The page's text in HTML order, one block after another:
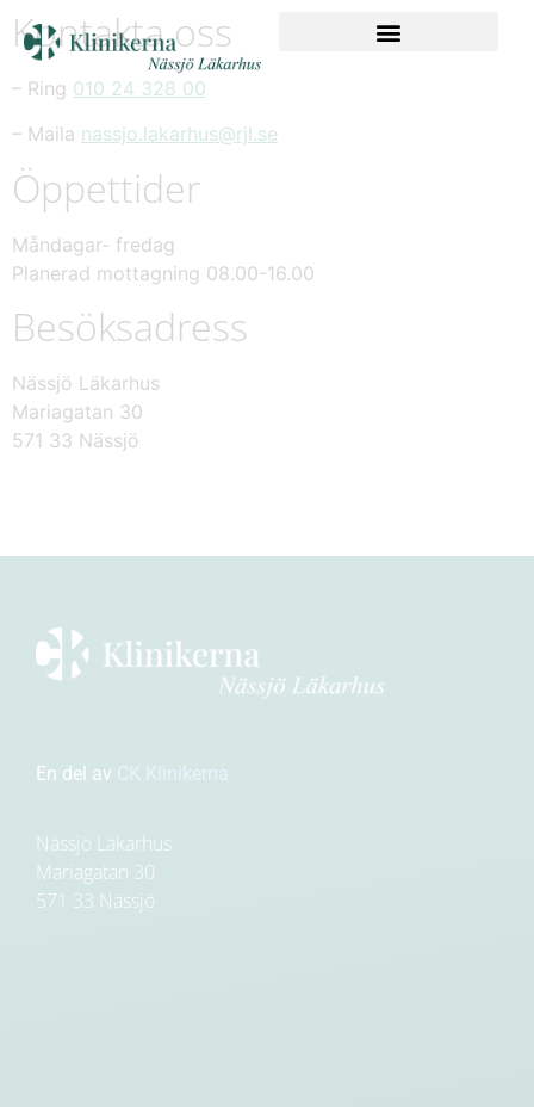
Kontakta oss
– Ring 010 24 328 00
– Maila nassjo.lakarhus@rjl.se
Öppettider
Måndagar- fredag
Planerad mottagning 08.00-16.00
Besöksadress
Nässjö Läkarhus
Mariagatan 30
571 33 Nässjö
En del av CK Klinikerna
Nässjö Läkarhus
Mariagatan 30
571 33 Nässjö